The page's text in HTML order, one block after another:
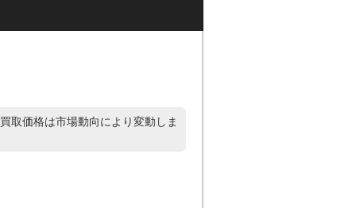
取価格は市場動向により変動しま